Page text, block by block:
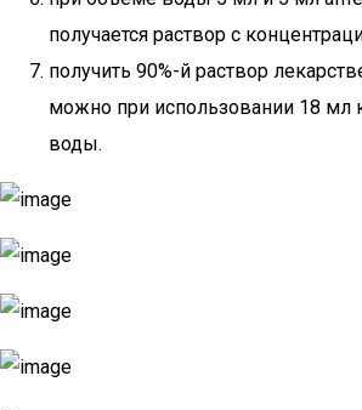
получается раствор с
получить 90%-й раствор
можно при использовании 18 мл
воды.